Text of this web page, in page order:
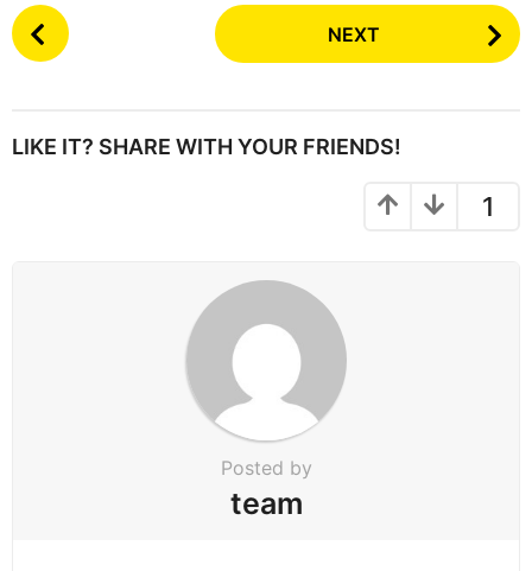
P
o
P
NEXT
LIKE IT? SHARE WITH YOUR FRIENDS!
1
Posted by
team